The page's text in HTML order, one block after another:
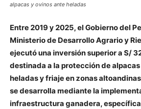
alpacas y ovinos ante heladas
Entre 2019 y 2025, el Gobierno del
Ministerio de Desarrollo Agrario y
ejecutó una inversión superior a S/
destinada a la protección de
heladas y friaje en zonas
se desarrolla mediante la
infraestructura ganadera,